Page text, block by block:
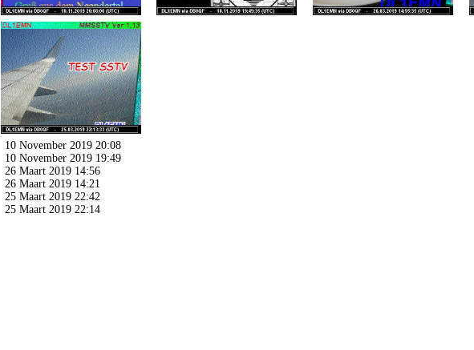
10 November 2019 20:08
10 November 2019 19:49
26 Maart 2019 14:56
26 Maart 2019 14:21
25 Maart 2019 22:42
25 Maart 2019 22:14